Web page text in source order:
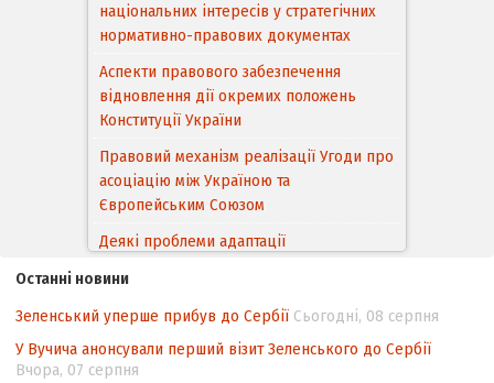
національних інтересів у стратегічних
нормативно-правових документах
Аспекти правового забезпечення
відновлення дії окремих положень
Конституції України
Правовий механізм реалізації Угоди про
асоціацію між Україною та
Європейським Cоюзом
Деякі проблеми адаптації
походження товарів відповідно до
Угоди про торговельні аспекти прав
інтелектуальної власності (TRIPS) у
контексті євроінтеграції
Останні новини
Зеленський уперше прибув до Сербії Сьогодні, 08 серпня
У Вучича анонсували перший візит Зеленського до Сербії
Вчора, 07 серпня